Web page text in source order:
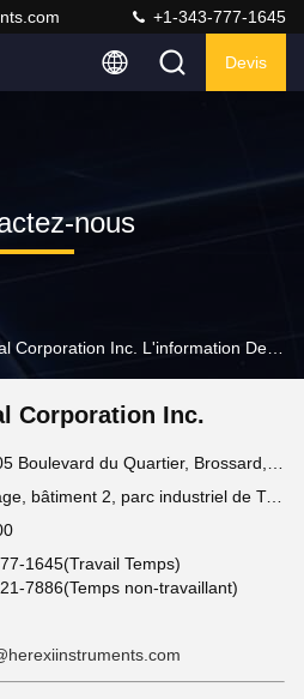
+1-343-777-1645
Devis
nous
Corporation Inc.
4ème étage, bâtiment 2, parc industriel de Tianma, secteur de Wangcheng, Tchang-cha, Hunan, Chine
1645(Travail Temps)
7886(Temps non-travaillant)